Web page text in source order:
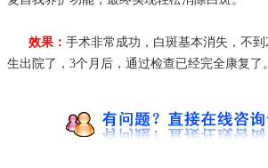
效果： 手术非常成功，白斑基本消失，不
生出院了，3个月后，通过检查已经完全康复了。